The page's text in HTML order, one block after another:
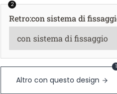
2
Retro:con sistema di
Altro con questo design
1